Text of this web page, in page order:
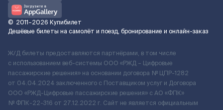
© 2011–2026 Купибилет
Дешёвые билеты на самолёт и поезд, бронирование и онлайн-заказ
Ж/Д билеты предоставляются партнёрами, в том числе
с использованием веб-системы ООО «РЖД – Цифровые
пассажирские решения» на основании договора № ЦПР-1282
от 04.04.2024 заключенного с Поставщиком услуг и Договора
ООО «РЖД-Цифровые пассажирские решения» c АО «ФПК»
№ ФПК-22-316 от 27.12.2022 г. Сайт не является официальным